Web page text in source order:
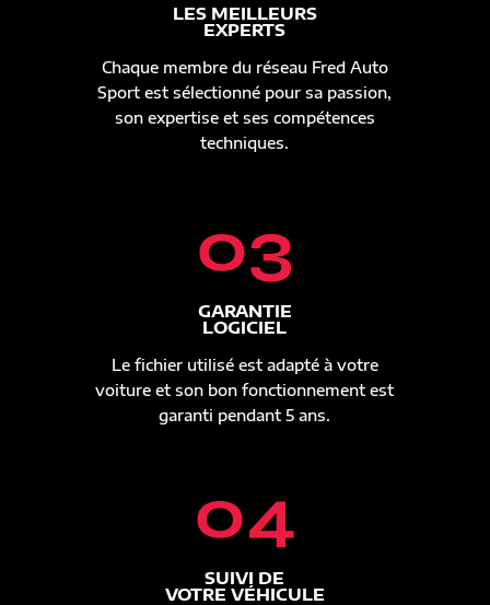
LES MEILLEURS
EXPERTS
Chaque membre du réseau Fred Auto
Sport est sélectionné pour sa passion,
son expertise et ses compétences
techniques.
03
GARANTIE
LOGICIEL
Le fichier utilisé est adapté à votre
voiture et son bon fonctionnement est
garanti pendant 5 ans.
04
SUIVI DE
VOTRE VÉHICULE